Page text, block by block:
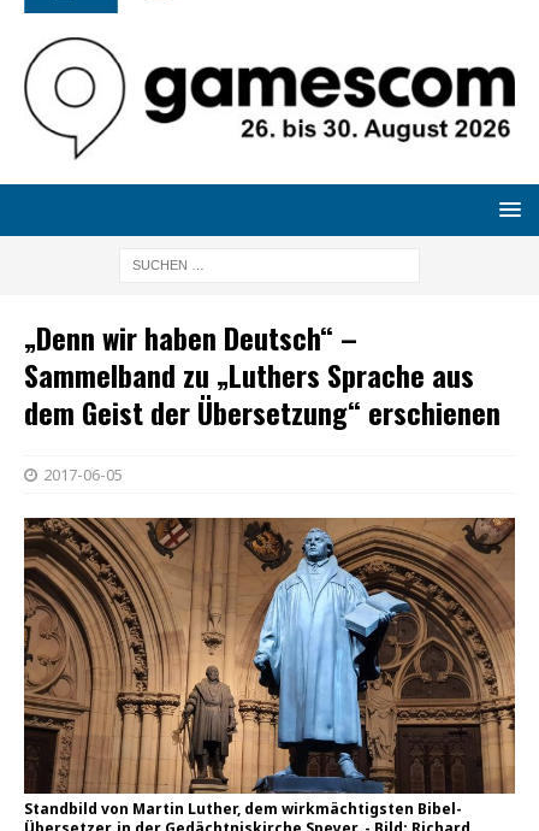
„Denn wir haben Deutsch“ –
Sammelband zu „Luthers Sprache aus
dem Geist der Übersetzung“ erschienen
2017-06-05
Standbild von Martin Luther, dem wirkmächtigsten Bibel-